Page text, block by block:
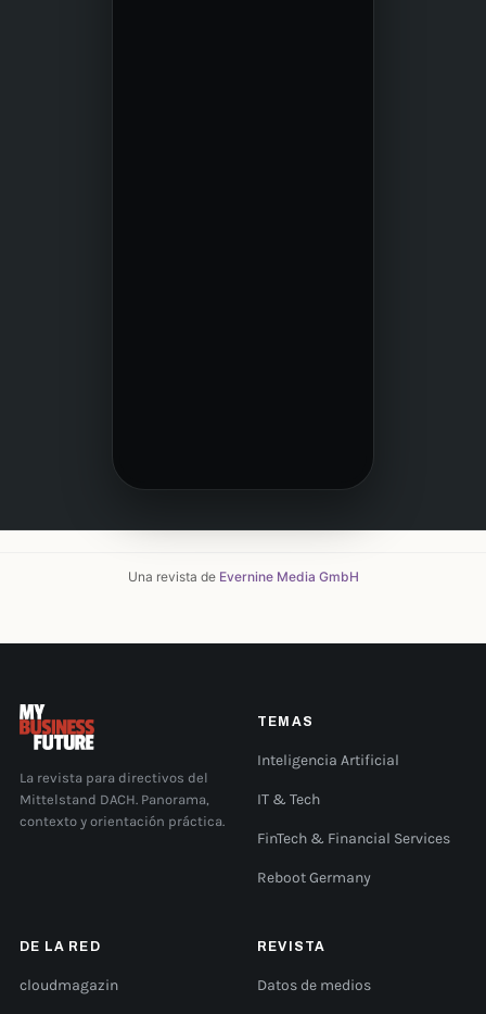
Una revista de Evernine Media GmbH
La revista para directivos del
Mittelstand DACH. Panorama,
contexto y orientación práctica.
TEMAS
Inteligencia Artificial
IT & Tech
FinTech & Financial Services
Reboot Germany
DE LA RED
cloudmagazin
REVISTA
Datos de medios